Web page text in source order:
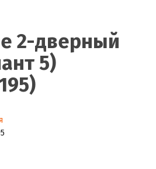
2-дверный
5)